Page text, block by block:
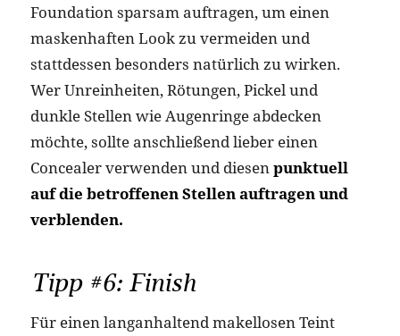
Foundation sparsam auftragen, um einen
maskenhaften Look zu vermeiden und
stattdessen besonders natürlich zu wirken.
Wer Unreinheiten, Rötungen, Pickel und
dunkle Stellen wie Augenringe abdecken
möchte, sollte anschließend lieber einen
Concealer verwenden und diesenpunktuell
auf die betroffenen Stellen auftragen und
verblenden.
Tipp #6: Finish
Für einen langanhaltend makellosen Teint